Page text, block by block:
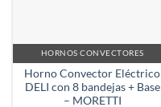
HORNOS CONVECTORES
Horno Convector Eléctrico
DELI con 8 bandejas + Base
– MORETTI